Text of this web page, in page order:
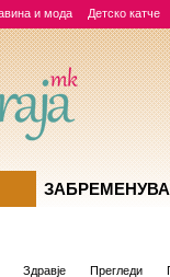
и мода Детско катче
Здравје Прегледи